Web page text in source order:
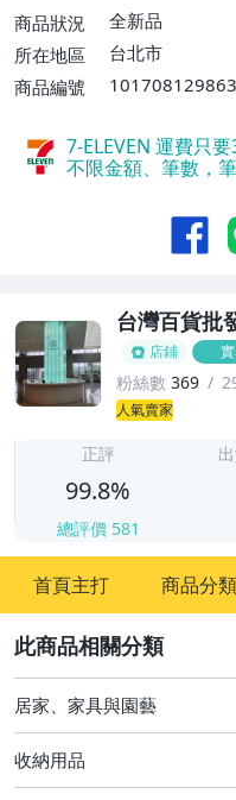
免運費】、宅
00件或消費滿
商品狀況
全新品
所在地區
台北市
商品編號
101708129863
7-ELEVEN 運費只要
不限金額、筆數，
台灣百貨批
店鋪
粉絲數 369
人氣賣家
正評
99.8%
總評價 581
首頁主打 商品分類
其它
[全店] 新品回饋
居家、家具與園藝
收納用品